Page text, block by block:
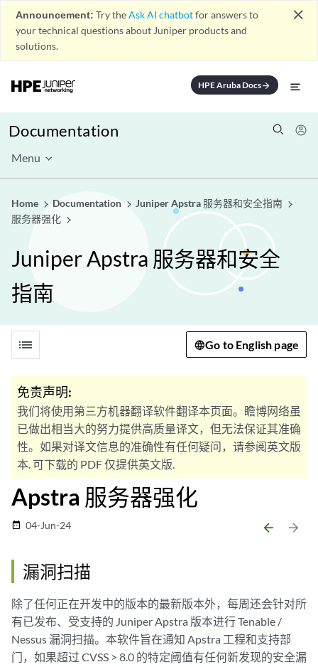
Announcement: Try theAsk AI chatbotfor answers to
your technical questions about Juniper products and
solutions.
close
HPE Aruba Docsarrow_forward
Documentation
Menu
Home Documentation
Juniper Apstra 服务器和安全指南
服务器强化
Juniper Apstra 服务器和安全
指南
list Go to English page
免责声明:
我们将使用第三方机器翻译软件翻译本页面。瞻博网络虽
已做出相当大的努力提供高质量译文，但无法保证其准确
性。如果对译文信息的准确性有任何疑问，请参阅英文版
本. 可下载的 PDF 仅提供英文版.
Apstra 服务器强化
date_range 04-Jun-24 arrow_backward arrow_forward
漏洞扫描
除了任何正在开发中的版本的最新版本外，每周还会针对所
有已发布、受支持的 Juniper Apstra 版本进行 Tenable /
Nessus 漏洞扫描。本软件旨在通知 Apstra 工程和支持部
门，如果超过 CVSS > 8.0 的特定阈值有任何新发现的安全漏